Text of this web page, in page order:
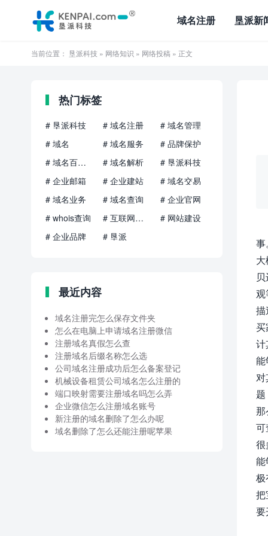
域名注册 垦派新
当前位置： 垦派科技 » 网络知识 » 网络投稿 » 正文
事
观
描
买
计
能
对
题
那
可
很
能
极
把
要
热门标签
# 垦派科技 # 域名注册
# 域名管理
# 域名
# 域名服务
# 品牌保护
# 域名百科知识
# 域名解析
# 垦派科技
# 企业邮箱
# 企业建站
# 域名交易
# 域名业务
# 域名查询
# 企业官网
# whois查询
# 互联网品牌
# 网站建设
# 企业品牌
# 垦派
最近内容
域名注册完怎么保存文件夹
怎么在电脑上申请域名注册微信
注册域名真假怎么查
注册域名后缀名称怎么选
公司域名注册成功后怎么备案登记
机械设备租赁公司域名怎么注册的
端口映射需要注册域名吗怎么弄
企业微信怎么注册域名账号
新注册的域名删除了怎么办呢
域名删除了怎么还能注册呢苹果